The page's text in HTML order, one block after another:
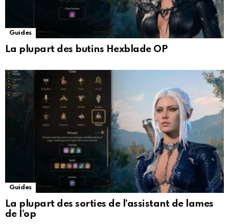
Guides
La plupart des butins Hexblade OP
Guides
La plupart des sorties de l’assistant de lames
de l’op